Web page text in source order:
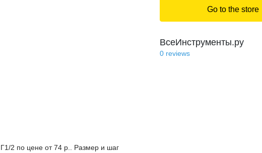
Go to the store
ВсеИнструменты.ру
0 reviews
2 по цене от 74 р.. Размер и шаг